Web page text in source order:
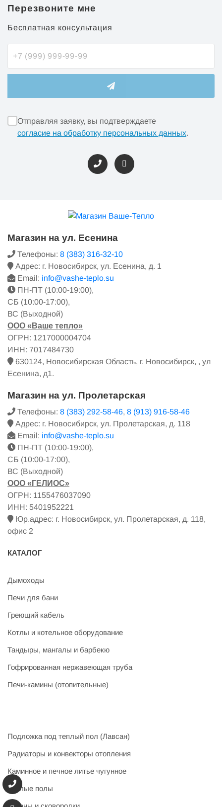
Перезвоните мне
Бесплатная консультация
Отправляя заявку, вы подтверждаете
согласие на обработку персональных данных.
Магазин на ул. Есенина
Телефоны: 8 (383) 316-32-10
Адрес: г. Новосибирск, ул. Есенина, д. 1
Email: info@vashe-teplo.su
ПН-ПТ (10:00-19:00),
СБ (10:00-17:00),
ВС (Выходной)
ООО «Ваше тепло»
ОГРН: 1217000004704
ИНН: 7017484730
630124, Новосибирская Область, г. Новосибирск, , ул
Есенина, д1.
Магазин на ул. Пролетарская
Телефоны: 8 (383) 292-58-46, 8 (913) 916-58-46
Адрес: г. Новосибирск, ул. Пролетарская, д. 118
Email: info@vashe-teplo.su
ПН-ПТ (10:00-19:00),
СБ (10:00-17:00),
ВС (Выходной)
ООО «ГЕЛИОС»
ОГРН: 1155476037090
ИНН: 5401952221
Юр.адрес: г. Новосибирск, ул. Пролетарская, д. 118,
офис 2
КАТАЛОГ
Дымоходы
Печи для бани
Греющий кабель
Котлы и котельное оборудование
Тандыры, мангалы и барбекю
Гофрированная нержавеющая труба
Печи-камины (отопительные)
Подложка под теплый пол (Лавсан)
Радиаторы и конвекторы отопления
Каминное и печное литье чугунное
Теплые полы